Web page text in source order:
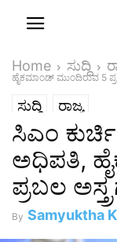
Home ಸುದ್ದಿ
ಹೈಕಮಾಂಡ್ ಮುಂದಿರುವ 5
ಸುದ್ದಿ ರಾಜ್ಯ
ಸಿಎಂ
ಅಧಿಪತಿ,
ಪ್ರಬಲ
By Samyuktha